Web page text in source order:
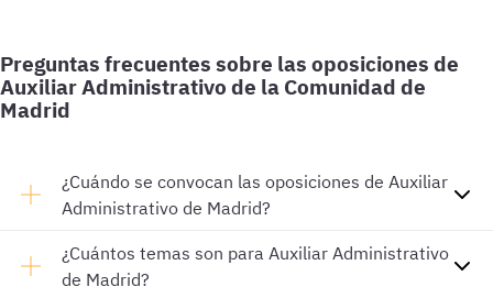
Preguntas frecuentes sobre las oposiciones de
Auxiliar Administrativo de la Comunidad de
Madrid
¿Cuándo se convocan las oposiciones de Auxiliar
Administrativo de Madrid?
¿Cuántos temas son para Auxiliar Administrativo
de Madrid?